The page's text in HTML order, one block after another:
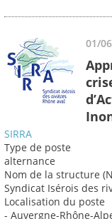
01/
SIRRA
Type de poste
alternance
Nom de la structure
Syndicat Isérois des
Localisation du poste
- Auvergne-Rhône-